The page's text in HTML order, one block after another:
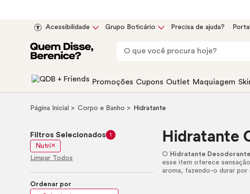
Acessibilidade Grupo Boticário Precisa de ajuda?
Promoções Cupons Outlet Maquiagem
Página Inicial Corpo e Banho Hidratante
Hidratante
O Hidratante
esse item oferece
aroma, fazendo-o durar por
Filtros Selecionados 1
Nutri
Limpar Todos
Ordenar por